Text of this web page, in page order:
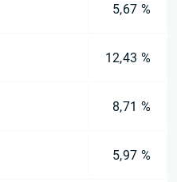
5,67 %
12,43 %
8,71 %
5,97 %